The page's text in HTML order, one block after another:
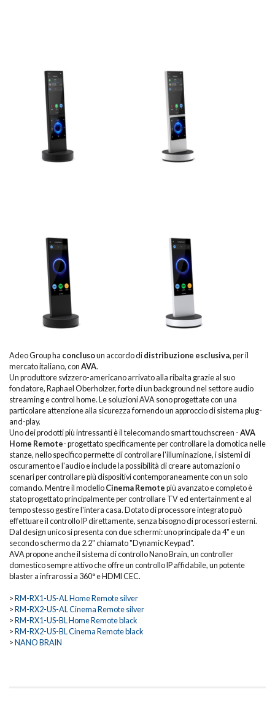
Adeo Group ha conclusoun accordo di distribuzione esclusiva, per il
mercato italiano, con AVA.
Un produttore svizzero-americano arrivato alla ribalta grazie al suo
fondatore, Raphael Oberholzer, forte di un background nel settore audio
streaming e control home. Le soluzioni AVA sono progettate con una
particolare attenzione alla sicurezza fornendo un approccio di sistema plug-
and-play.
Uno dei prodotti più intressanti è il telecomando smart touchscreen - AVA
Home Remote- progettato specificamente per controllare la domotica nelle
stanze, nello specifico permette di controllare l'illuminazione, i sistemi di
oscuramento e l'audio e include la possibilità di creare automazioni o
scenari per controllare più dispositivi contemporaneamente con un solo
comando. Mentre il modello Cinema Remote più avanzato e completo è
stato progettato principalmente per controllare TV ed entertainment e al
tempo stesso gestire l'intera casa. Dotato di processore integrato può
effettuare il controllo IP direttamente, senza bisogno di processori esterni.
Dal design unico si presenta con due schermi: uno principale da 4" e un
secondo schermo da 2.2" chiamato "Dynamic Keypad".
AVA propone anche il sistema di controllo Nano Brain, un controller
domestico sempre attivo che offre un controllo IP affidabile, un potente
blaster a infrarossi a 360° e HDMI CEC.
> RM-RX1-US-AL Home Remote silver
> RM-RX2-US-AL Cinema Remote silver
> RM-RX1-US-BL Home Remote black
> RM-RX2-US-BL Cinema Remote black
> NANO BRAIN